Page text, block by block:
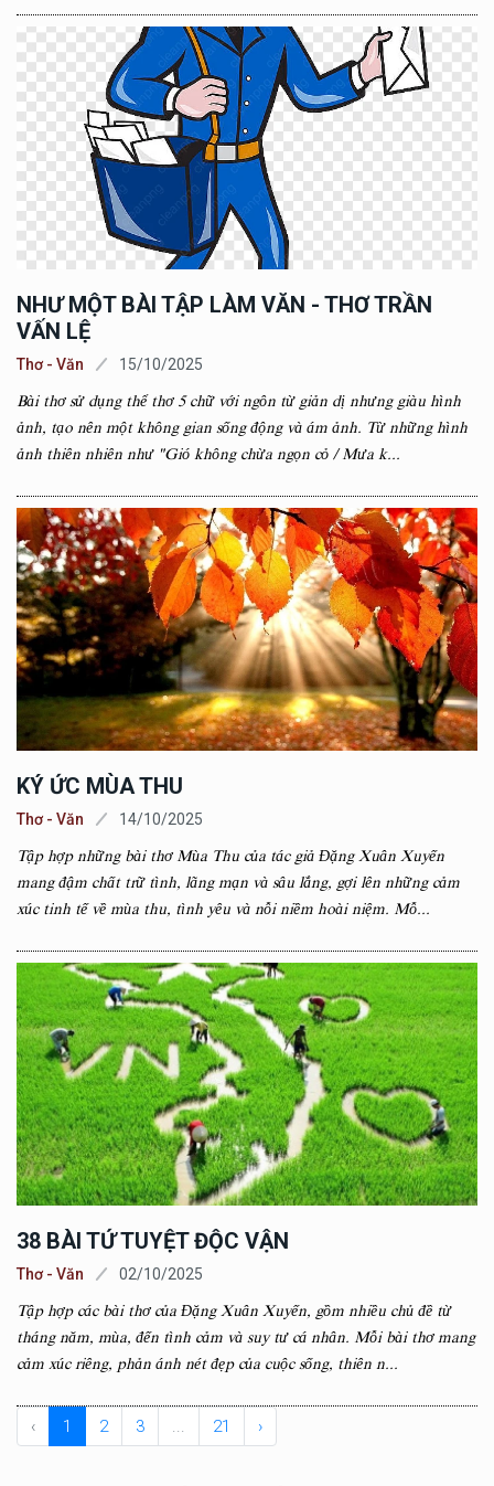
NHƯ MỘT BÀI TẬP LÀM VĂN - THƠ TRẦN
VẤN LỆ
Thơ - Văn 15/10/2025
Bài thơ sử dụng thể thơ 5 chữ với ngôn từ giản dị nhưng giàu hình
ảnh, tạo nên một không gian sống động và ám ảnh. Từ những hình
ảnh thiên nhiên như "Gió không chừa ngọn cỏ / Mưa k...
KÝ ỨC MÙA THU
Thơ - Văn 14/10/2025
Tập hợp những bài thơ Mùa Thu của tác giả Đặng Xuân Xuyến
mang đậm chất trữ tình, lãng mạn và sâu lắng, gợi lên những cảm
xúc tinh tế về mùa thu, tình yêu và nỗi niềm hoài niệm. Mỗ...
38 BÀI TỨ TUYỆT ĐỘC VẬN
Thơ - Văn 02/10/2025
Tập hợp các bài thơ của Đặng Xuân Xuyến, gồm nhiều chủ đề từ
tháng năm, mùa, đến tình cảm và suy tư cá nhân. Mỗi bài thơ mang
cảm xúc riêng, phản ánh nét đẹp của cuộc sống, thiên n...
‹ 1 2 3 ... 21 ›